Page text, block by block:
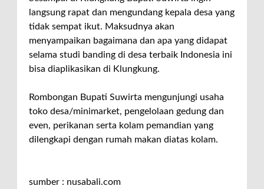
langsung rapat dan mengundang kepala desa yang
tidak sempat ikut. Maksudnya akan
menyampaikan bagaimana dan apa yang didapat
selama studi banding di desa terbaik Indonesia ini
bisa diaplikasikan di Klungkung.
Rombongan Bupati Suwirta mengunjungi usaha
toko desa/minimarket, pengelolaan gedung dan
even, perikanan serta kolam pemandian yang
dilengkapi dengan rumah makan diatas kolam.
sumber : nusabali.com